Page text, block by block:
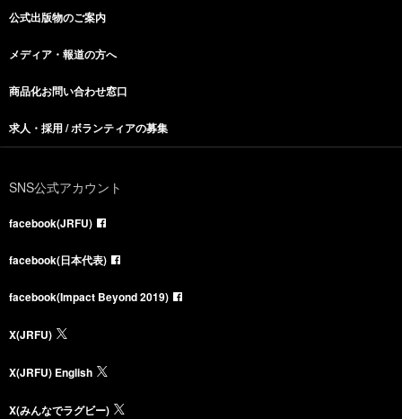
公式出版物のご案内
メディア・報道の方へ
商品化お問い合わせ窓口
求人・採用 / ボランティアの募集
SNS公式アカウント
facebook(JRFU)
facebook(日本代表)
facebook(Impact Beyond 2019)
X(JRFU)
X(JRFU) English
X(みんなでラグビー)